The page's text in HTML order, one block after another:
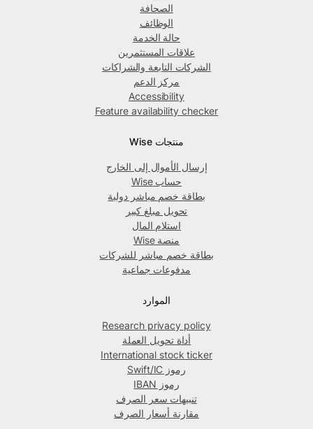
الصحافة
الوظائف
حالة الخدمة
علاقات المستثمرين
الشركات التابعة والشراكات
مركز الدعم
Accessibility
Feature availability checker
منتجات Wise
إرسال الأموال إلى الخارج
حساب Wise
بطاقة خصم مباشر دولية
تحويل مبلغ كبير
استلام المال
منصة Wise
بطاقة خصم مباشر للشركات
مدفوعات جماعية
الموارد
Research privacy policy
أداة تحويل العملة
International stock ticker
رموز Swift/IC
رموز IBAN
تنبيهات سعر الصرف
مقارنة أسعار الصرف